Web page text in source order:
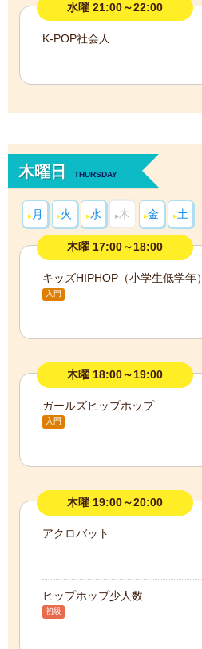
水曜 21:00～22:00
K-POP社会人
木曜日 THURSDAY
月 火 水 木 金 土
木曜 17:00～18:00
キッズHIPHOP（小学生低学年）
入門
木曜 18:00～19:00
ガールズヒップホップ
入門
木曜 19:00～20:00
アクロバット
ヒップホップ少人数
初級